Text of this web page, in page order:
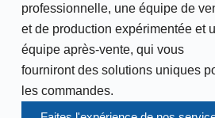
professionnelle, une équipe de
et de production expérimentée et
équipe après-vente, qui vous
fourniront des solutions uniques
les commandes.